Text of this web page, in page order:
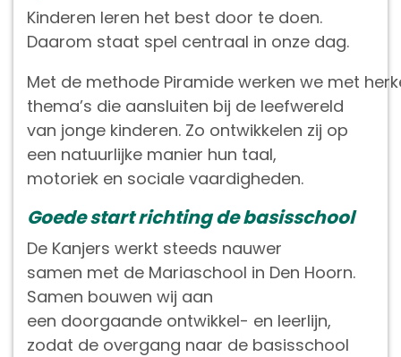
Kinderen leren het best door te doen.
Daarom staat spel centraal in onze dag.
Met de methode Piramide werken we met
thema’s die aansluiten bij de leefwereld
van jonge kinderen. Zo ontwikkelen zij op
een natuurlijke manier hun taal,
motoriek en sociale vaardigheden.
Goede start richting de basisschool
De Kanjers werkt steeds nauwer
samen met de Mariaschool in Den Hoorn.
Samen bouwen wij aan
een doorgaande ontwikkel- en leerlijn,
zodat de overgang naar de basisschool